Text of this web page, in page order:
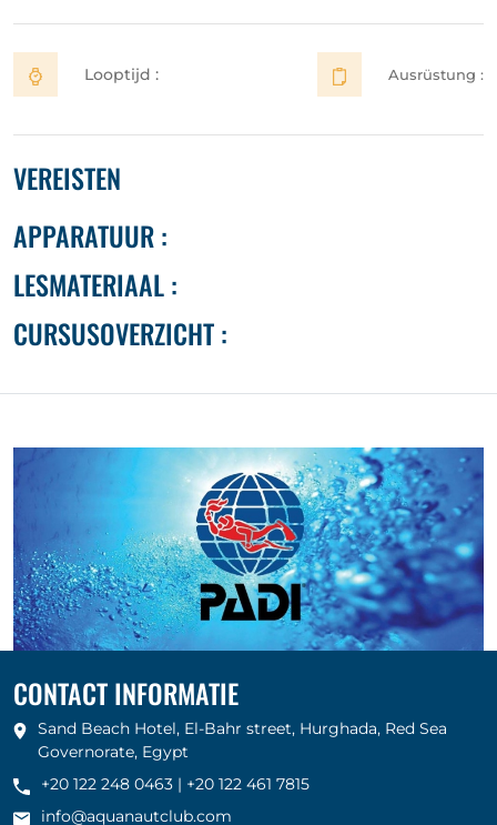
Looptijd : Ausrüstung :
VEREISTEN
APPARATUUR :
LESMATERIAAL :
CURSUSOVERZICHT :
CONTACT INFORMATIE
Sand Beach Hotel, El-Bahr street, Hurghada, Red Sea
Governorate, Egypt
+20 122 248 0463 | +20 122 461 7815
info@aquanautclub.com